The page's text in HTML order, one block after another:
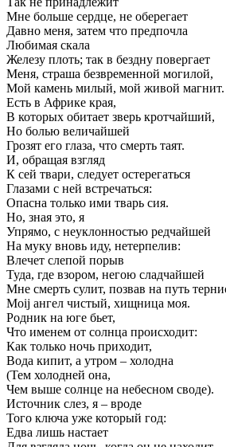
Мне больше сердце, не оберегает
Давно меня, затем что предпочла
Любимая скала
Железу плоть; так в бездну повергает
Меня, страша безвременной могилой,
Мой камень милый, мой живой магнит.
Есть в Африке края,
В которых обитает зверь кротчайший,
Но болью величайшей
Грозят его глаза, что смерть таят.
И, обращая взгляд
К сей твари, следует остерегаться
Глазами с ней встречаться:
Опасна только ими тварь сия.
Но, зная это, я
Упрямо, с неуклонностью редчайшей
На муку вновь иду, нетерпелив:
Влечет слепой порыв
Туда, где взором, негою сладчайшей
Мне смерть сулит, позвав на путь
Moij ангел чистый, хищница моя.
Родник на юге бьет,
Что именем от солнца происходит:
Как только ночь приходит,
Вода кипит, а утром – холодна
(Тем холодней она,
Чем выше солнце на небесном своде).
Источник слез, я – вроде
Того ключа уже который год:
Едва лишь настает